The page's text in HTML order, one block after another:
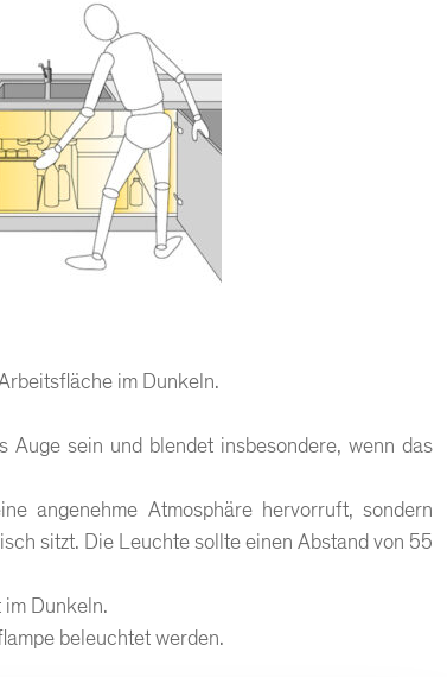
im Dunkeln.
sein und blendet insbesondere, wenn das
angenehme Atmosphäre hervorruft, sondern
sitzt. Die Leuchte sollte einen Abstand von 55
Dunkeln.
beleuchtet werden.